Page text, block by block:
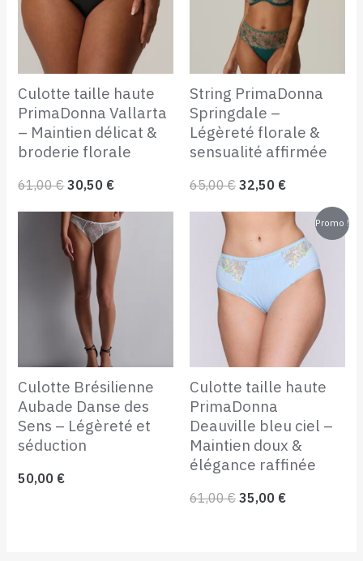
Culotte taille haute
PrimaDonna Vallarta
– Maintien délicat &
broderie florale
61,00€ 30,50 €
String PrimaDonna
Springdale –
Légèreté florale &
sensualité affirmée
65,00€ 32,50 €
Culotte Brésilienne
Aubade Danse des
Sens – Légèreté et
séduction
50,00 €
Promo !
Culotte taille haute
PrimaDonna
Deauville bleu ciel –
Maintien doux &
élégance raffinée
61,00€
prix
initial
était :
61,00 €.
35,00 €
Le
prix
actuel
est :
35,00 €.